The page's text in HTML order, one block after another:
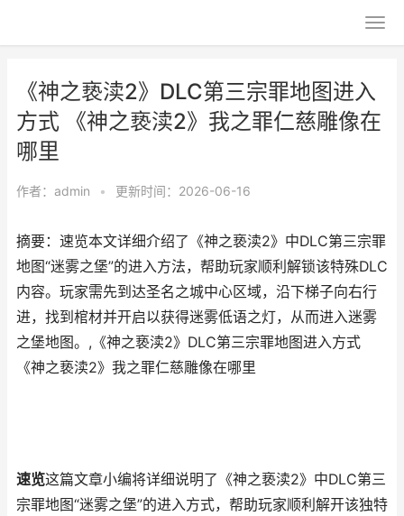
《神之亵渎2》DLC第三宗罪地图进入
方式 《神之亵渎2》我之罪仁慈雕像在
哪里
作者： admin • 更新时间：2026-06-16
摘要：速览本文详细介绍了《神之亵渎2》中DLC第三宗罪
地图“迷雾之堡”的进入方法，帮助玩家顺利解锁该特殊DLC
内容。玩家需先到达圣名之城中心区域，沿下梯子向右行
进，找到棺材并开启以获得迷雾低语之灯，从而进入迷雾
之堡地图。,《神之亵渎2》DLC第三宗罪地图进入方式
《神之亵渎2》我之罪仁慈雕像在哪里
速览这篇文章小编将详细说明了《神之亵渎2》中DLC第三
宗罪地图“迷雾之堡”的进入方式，帮助玩家顺利解开该独特